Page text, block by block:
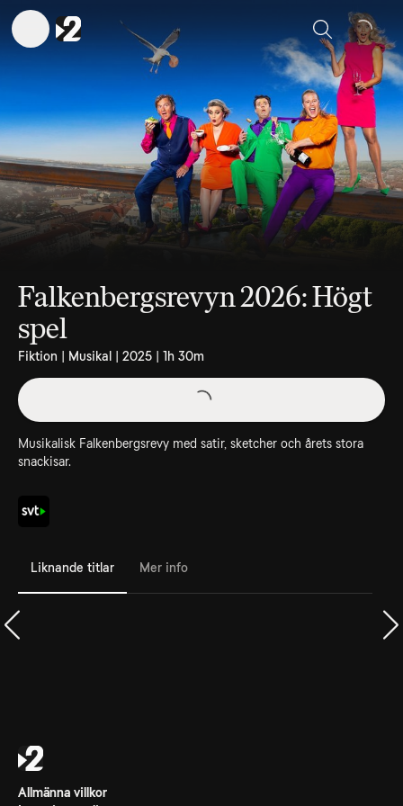
Sök
Falkenbergsrevyn 2026: Högt
spel
Fiktion | Musikal | 2025 | 1h 30m
Musikalisk Falkenbergsrevy med satir, sketcher och årets stora
snackisar.
Liknande titlar Mer info
Allmänna villkor